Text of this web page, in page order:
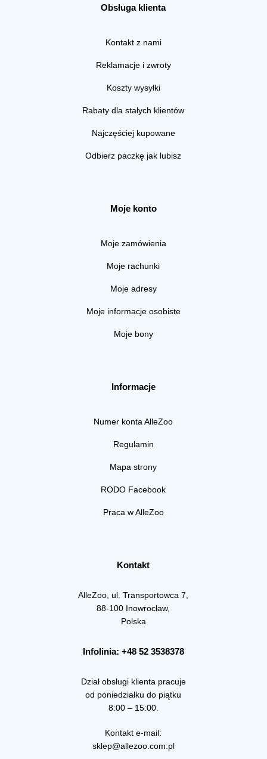
Obsługa klienta
Kontakt z nami
Reklamacje i zwroty
Koszty wysyłki
Rabaty dla stałych klientów
Najczęściej kupowane
Odbierz paczkę jak lubisz
Moje konto
Moje zamówienia
Moje rachunki
Moje adresy
Moje informacje osobiste
Moje bony
Informacje
Numer konta AlleZoo
Regulamin
Mapa strony
RODO Facebook
Praca w AlleZoo
Kontakt
AlleZoo, ul. Transportowca 7,
88-100 Inowrocław,
Polska
Infolinia: +48 52 3538378
Dział obsługi klienta pracuje
od poniedziałku do piątku
8:00 – 15:00.
Kontakt e-mail:
sklep@allezoo.com.pl